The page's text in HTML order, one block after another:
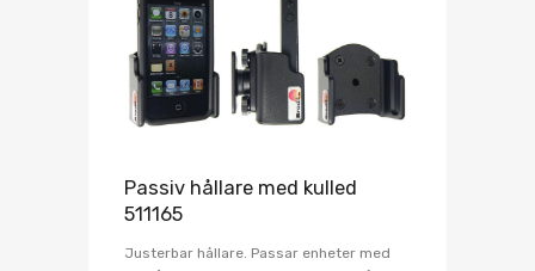
Passiv hållare med kulled
511165
Justerbar hållare. Passar enheter med